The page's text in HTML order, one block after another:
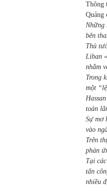
Thông
Quảng
Những
bên
Thủ
Liban
nhằm
Trong
một
toàn
Sự mơ
vào
Trên
phản
Tại
tấn
nhiều